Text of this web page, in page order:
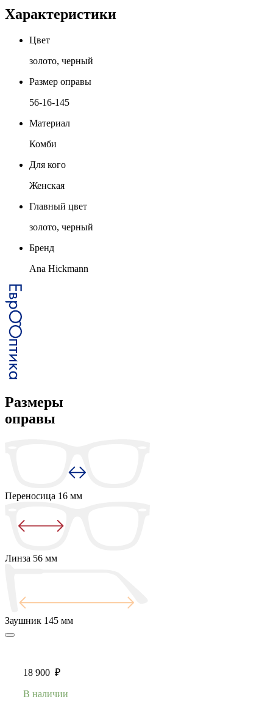
Характеристики
Цвет
золото, черный
Размер оправы
56-16-145
Материал
Комби
Для кого
Женская
Главный цвет
золото, черный
Бренд
Ana Hickmann
Размеры
оправы
Переносица 16 мм
Линза 56 мм
Заушник 145 мм
18 900 ₽
В наличии